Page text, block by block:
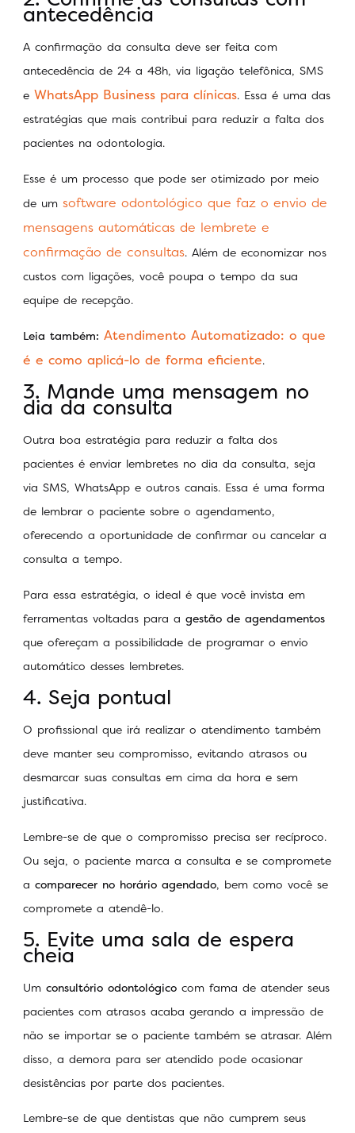
antecedência
A confirmação da consulta deve ser feita com
antecedência de 24 a 48h, via ligação telefônica, SMS
e WhatsApp Business para clínicas. Essa é uma das
estratégias que mais contribui para reduzir a falta dos
pacientes na odontologia.
Esse é um processo que pode ser otimizado por meio
de um software odontológico que faz o envio de
mensagens automáticas de lembrete e
confirmação de consultas. Além de economizar nos
custos com ligações, você poupa o tempo da sua
equipe de recepção.
Leia também: Atendimento Automatizado: o que
é e como aplicá-lo de forma eficiente.
3. Mande uma mensagem no
dia da consulta
Outra boa estratégia para reduzir a falta dos
pacientes é enviar lembretes no dia da consulta, seja
via SMS, WhatsApp e outros canais. Essa é uma forma
de lembrar o paciente sobre o agendamento,
oferecendo a oportunidade de confirmar ou cancelar a
consulta a tempo.
Para essa estratégia, o ideal é que você invista em
ferramentas voltadas para a gestão de agendamentos
que ofereçam a possibilidade de programar o envio
automático desses lembretes.
4. Seja pontual
O profissional que irá realizar o atendimento também
deve manter seu compromisso, evitando atrasos ou
desmarcar suas consultas em cima da hora e sem
justificativa.
Lembre-se de que o compromisso precisa ser recíproco.
Ou seja, o paciente marca a consulta e se compromete
a comparecer no horário agendado, bem como você se
compromete a atendê-lo.
5. Evite uma sala de espera
cheia
Um consultório odontológico com fama de atender seus
pacientes com atrasos acaba gerando a impressão de
não se importar se o paciente também se atrasar. Além
disso, a demora para ser atendido pode ocasionar
desistências por parte dos pacientes.
Lembre-se de que dentistas que não cumprem seus